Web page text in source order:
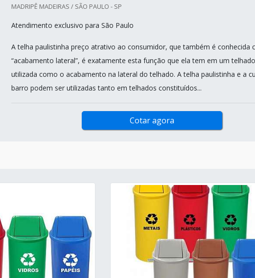
MADRIPÊ MADEIRAS / SÃO PAULO - SP
Atendimento exclusivo para São Paulo
A telha paulistinha preço atrativo ao consumidor, que também é conhecida
“acabamento lateral”, é exatamente esta função que ela tem em um
utilizada como o acabamento na lateral do telhado. A telha paulistinha e a
barro podem ser utilizadas tanto em telhados constituídos...
Cotar agora